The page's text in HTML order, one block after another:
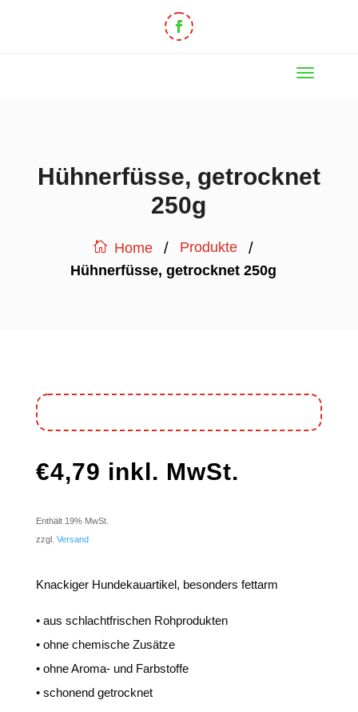
Hühnerfüsse, getrocknet
250g
Home / Produkte /
Hühnerfüsse, getrocknet 250g
€4,79 inkl. MwSt.
Enthält 19% MwSt.
zzgl. Versand
Knackiger Hundekauartikel, besonders fettarm
• aus schlachtfrischen Rohprodukten
• ohne chemische Zusätze
• ohne Aroma- und Farbstoffe
• schonend getrocknet